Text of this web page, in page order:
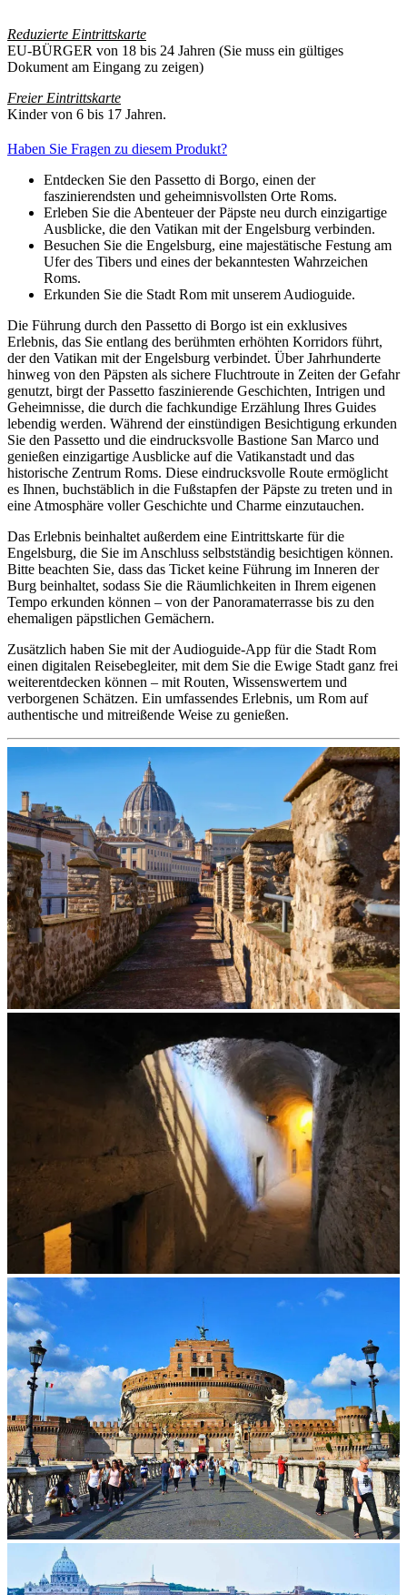
Reduzierte Eintrittskarte
EU-BÜRGER von 18 bis 24 Jahren (Sie muss ein gültiges
Dokument am Eingang zu zeigen)
Freier Eintrittskarte
Kinder von 6 bis 17 Jahren.
Haben Sie Fragen zu diesem Produkt?
Entdecken Sie den Passetto di Borgo, einen der
faszinierendsten und geheimnisvollsten Orte Roms.
Erleben Sie die Abenteuer der Päpste neu durch einzigartige
Ausblicke, die den Vatikan mit der Engelsburg verbinden.
Besuchen Sie die Engelsburg, eine majestätische Festung am
Ufer des Tibers und eines der bekanntesten Wahrzeichen
Roms.
Erkunden Sie die Stadt Rom mit unserem Audioguide.
Die Führung durch den Passetto di Borgo ist ein exklusives
Erlebnis, das Sie entlang des berühmten erhöhten Korridors führt,
der den Vatikan mit der Engelsburg verbindet. Über Jahrhunderte
hinweg von den Päpsten als sichere Fluchtroute in Zeiten der Gefahr
genutzt, birgt der Passetto faszinierende Geschichten, Intrigen und
Geheimnisse, die durch die fachkundige Erzählung Ihres Guides
lebendig werden. Während der einstündigen Besichtigung erkunden
Sie den Passetto und die eindrucksvolle Bastione San Marco und
genießen einzigartige Ausblicke auf die Vatikanstadt und das
historische Zentrum Roms. Diese eindrucksvolle Route ermöglicht
es Ihnen, buchstäblich in die Fußstapfen der Päpste zu treten und in
eine Atmosphäre voller Geschichte und Charme einzutauchen.
Das Erlebnis beinhaltet außerdem eine Eintrittskarte für die
Engelsburg, die Sie im Anschluss selbstständig besichtigen können.
Bitte beachten Sie, dass das Ticket keine Führung im Inneren der
Burg beinhaltet, sodass Sie die Räumlichkeiten in Ihrem eigenen
Tempo erkunden können – von der Panoramaterrasse bis zu den
ehemaligen päpstlichen Gemächern.
Zusätzlich haben Sie mit der Audioguide-App für die Stadt Rom
einen digitalen Reisebegleiter, mit dem Sie die Ewige Stadt ganz frei
weiterentdecken können – mit Routen, Wissenswertem und
verborgenen Schätzen. Ein umfassendes Erlebnis, um Rom auf
authentische und mitreißende Weise zu genießen.